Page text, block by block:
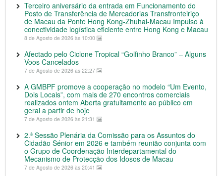
Terceiro aniversário da entrada em Funcionamento do
Posto de Transferência de Mercadorias Transfronteiriço
de Macau da Ponte Hong Kong-Zhuhai-Macau Impulso à
conectividade logística eficiente entre Hong Kong e Macau
8 de Agosto de 2026 às 10:00
Afectado pelo Ciclone Tropical “Golfinho Branco” – Alguns
Voos Cancelados
7 de Agosto de 2026 às 22:27
A GMBPF promove a cooperação no modelo “Um Evento,
Dois Locais”, com mais de 270 encontros comerciais
realizados ontem Aberta gratuitamente ao público em
geral a partir de hoje
7 de Agosto de 2026 às 21:31
2.ª Sessão Plenária da Comissão para os Assuntos do
Cidadão Sénior em 2026 e também reunião conjunta com
o Grupo de Coordenação Interdepartamental do
Mecanismo de Protecção dos Idosos de Macau
7 de Agosto de 2026 às 20:41